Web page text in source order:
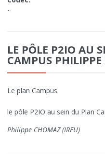
-
LE PÔLE P2IO AU
CAMPUS
Le plan Campus
le pôle P2IO au sein du Plan
Philippe CHOMAZ (IRFU)